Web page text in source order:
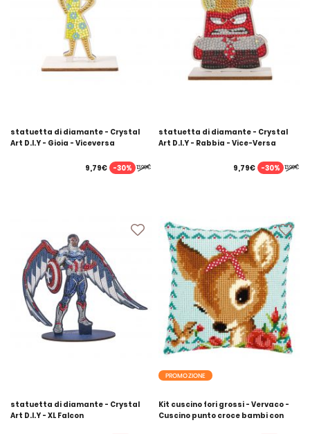
statuetta di diamante - Crystal
Art D.I.Y - Gioia - Viceversa
13,99€
9,79€ -30%
statuetta di diamante - Crystal
Art D.I.Y - Rabbia - Vice-Versa
13,99€
9,79€ -30%
statuetta di diamante - Crystal
Art D.I.Y - XL Falcon
PROMOZIONE
Kit cuscino fori grossi - Vervaco -
Cuscino punto croce bambi con